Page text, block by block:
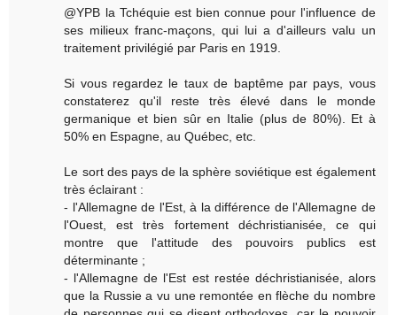
@YPB la Tchéquie est bien connue pour l'influence de
ses milieux franc-maçons, qui lui a d'ailleurs valu un
traitement privilégié par Paris en 1919.
Si vous regardez le taux de baptême par pays, vous
constaterez qu'il reste très élevé dans le monde
germanique et bien sûr en Italie (plus de 80%). Et à
50% en Espagne, au Québec, etc.
Le sort des pays de la sphère soviétique est également
très éclairant :
- l'Allemagne de l'Est, à la différence de l'Allemagne de
l'Ouest, est très fortement déchristianisée, ce qui
montre que l'attitude des pouvoirs publics est
déterminante ;
- l'Allemagne de l'Est est restée déchristianisée, alors
que la Russie a vu une remontée en flèche du nombre